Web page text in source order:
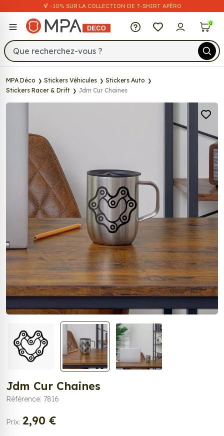
🍹 -10% SUR LA COLLECTION DE T-SHIRT APÉRO
MPA Déco 0
MPA Déco Stickers Véhicules
Stickers Auto
Stickers Racer & Drift
Jdm Cur Chaines
Jdm Cur Chaines
Référence: 7816
Prix: 2,90 €